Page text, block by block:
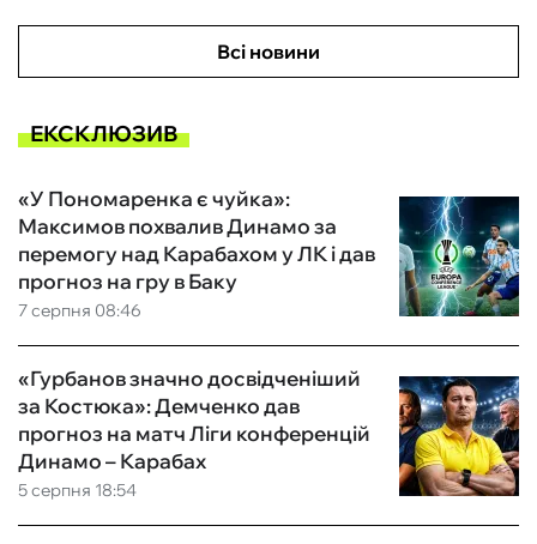
Всі новини
ЕКСКЛЮЗИВ
7 серпня 08:46
«У Пономаренка є чуйка»:
Максимов похвалив Динамо за
перемогу над Карабахом у ЛК і дав
прогноз на гру в Баку
5 серпня 18:54
«Гурбанов значно досвідченіший
за Костюка»: Демченко дав
прогноз на матч Ліги конференцій
Динамо – Карабах